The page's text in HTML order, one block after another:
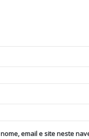
email e site neste